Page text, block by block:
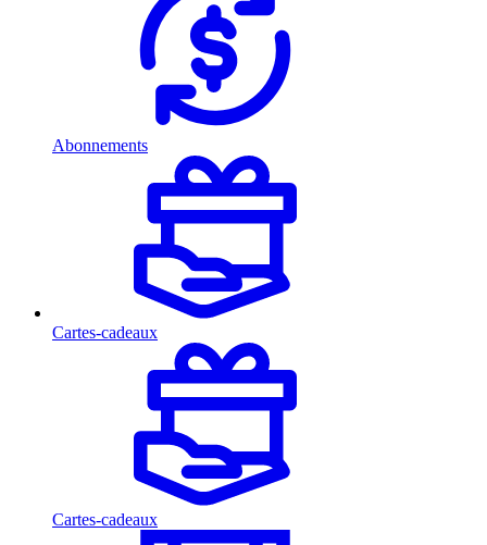
Abonnements
Cartes-cadeaux
Cartes-cadeaux